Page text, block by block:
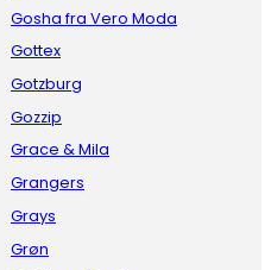
Gosha fra Vero Moda
Gottex
Gotzburg
Gozzip
Grace & Mila
Grangers
Grays
Grøn